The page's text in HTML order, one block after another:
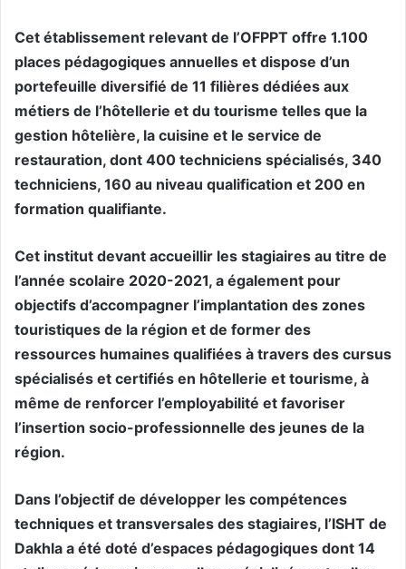
Cet établissement relevant de l’OFPPT offre 1.100
places pédagogiques annuelles et dispose d’un
portefeuille diversifié de 11 filières dédiées aux
métiers de l’hôtellerie et du tourisme telles que la
gestion hôtelière, la cuisine et le service de
restauration, dont 400 techniciens spécialisés, 340
techniciens, 160 au niveau qualification et 200 en
formation qualifiante.
Cet institut devant accueillir les stagiaires au titre de
l’année scolaire 2020-2021, a également pour
objectifs d’accompagner l’implantation des zones
touristiques de la région et de former des
ressources humaines qualifiées à travers des cursus
spécialisés et certifiés en hôtellerie et tourisme, à
même de renforcer l’employabilité et favoriser
l’insertion socio-professionnelle des jeunes de la
région.
Dans l’objectif de développer les compétences
techniques et transversales des stagiaires, l’ISHT de
Dakhla a été doté d’espaces pédagogiques dont 14